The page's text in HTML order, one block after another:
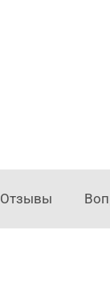
Отзывы